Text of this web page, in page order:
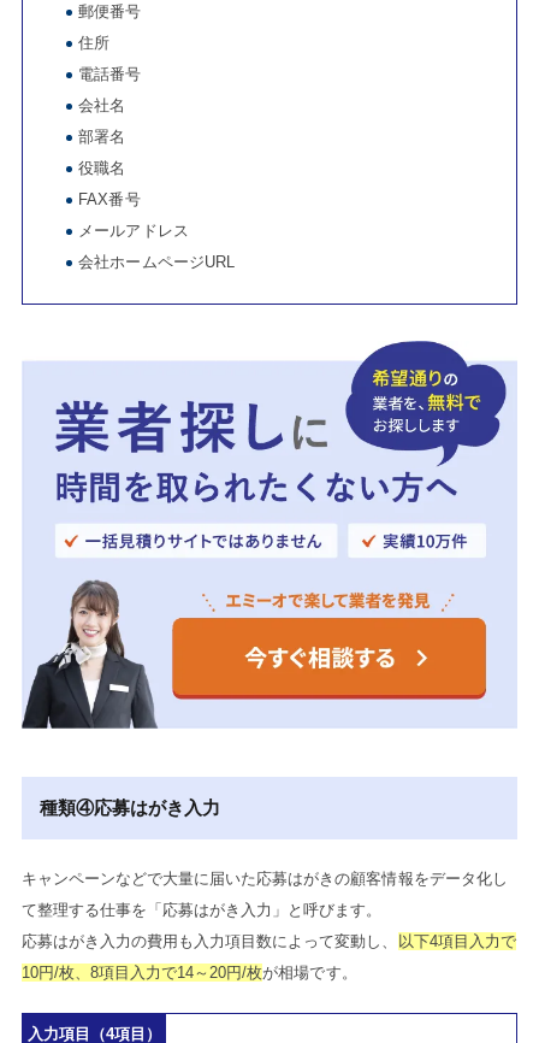
郵便番号
住所
電話番号
会社名
部署名
役職名
FAX番号
メールアドレス
会社ホームページURL
種類④応募はがき入力
キャンペーンなどで大量に届いた応募はがきの顧客情報をデータ化し
て整理する仕事を「応募はがき入力」と呼びます。
応募はがき入力の費用も入力項目数によって変動し、
以下4項目入力で
10円/枚、8項目入力で14～20円/枚が相場です。
入力項目（4項目）